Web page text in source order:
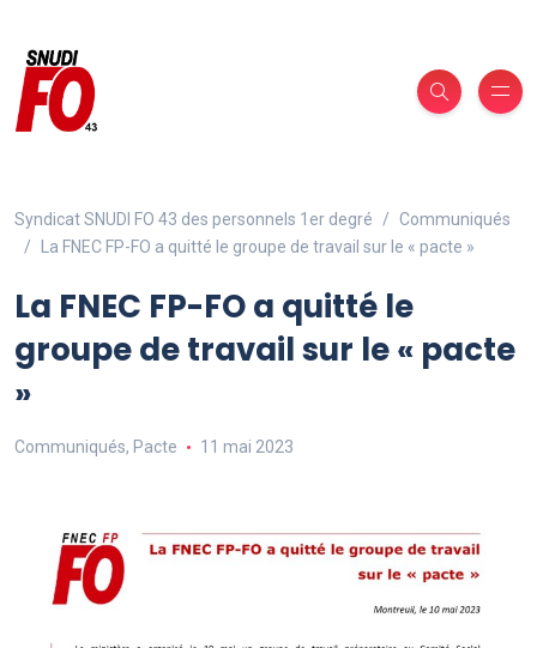
Syndicat SNUDI FO 43 des personnels 1er degré
Communiqués
La FNEC FP-FO a quitté le groupe de travail sur le « pacte »
La FNEC FP-FO a quitté le
groupe de travail sur le « pacte
»
Communiqués, Pacte 11 mai 2023